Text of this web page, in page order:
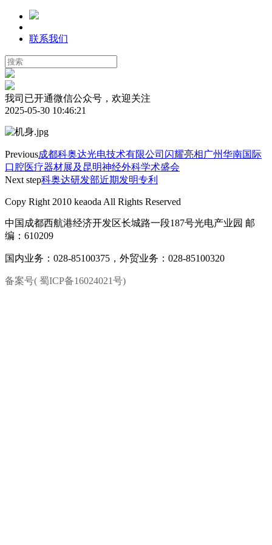
联系我们
我司已开通微信公众号，欢迎关注
2025-05-30 10:46:21
Previous成都科奥达光电技术有限公司闪耀亮相广州华南国际
口腔医疗器材展及昆明神经外科学术盛会
Next step科奥达研发部近期发明专利
Copy Right 2010 keaoda All Rights Reserved
中国成都西航港经济开发区长城路一段187号光电产业园 邮
编：610209
国内业务：028-85100375，外贸业务：028-85100320
备案号( 蜀ICP备16024021号)